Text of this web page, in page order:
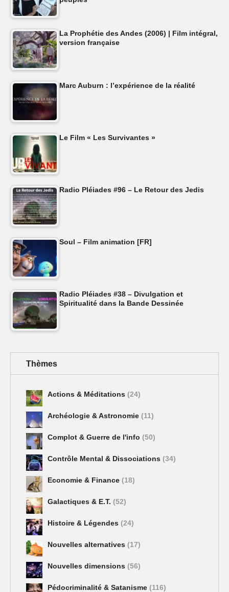
La Prophétie des Andes (2006) | Film intégral,
version française
Marc Auburn : l’expérience de la réalité
Le Film « Les Survivantes »
Radio Pléiades #96 – Le Retour des Jedis
Soul – Film animation [FR]
Radio Pléiades #38 – Divulgation et
Spiritualité dans la Bande Dessinée
Thèmes
Actions & Méditations (24)
Archéologie & Astronomie (11)
Complot & Guerre de l'info (50)
Contrôle Mental & Dissociations (34)
Economie & Finance (18)
Galactiques & E.T. (52)
Histoire & Légendes (24)
Nouvelles alternatives (17)
Nouvelles dimensions (56)
Pédocriminalité & Satanisme (116)